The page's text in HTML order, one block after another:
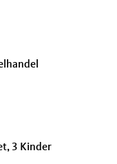
3 Kinder